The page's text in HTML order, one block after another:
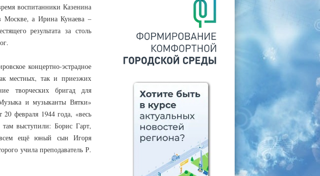
воспитанники Казенина
Москве, а Ирина Кунаева –
результата за столь
концертно-эстрадное
местных, так и приезжих
творческих бригад для
и музыканты Вятки»
февраля 1944 года, «весь
выступили: Борис Гарт,
ещё юный сын Игоря
учила преподаватель Р.